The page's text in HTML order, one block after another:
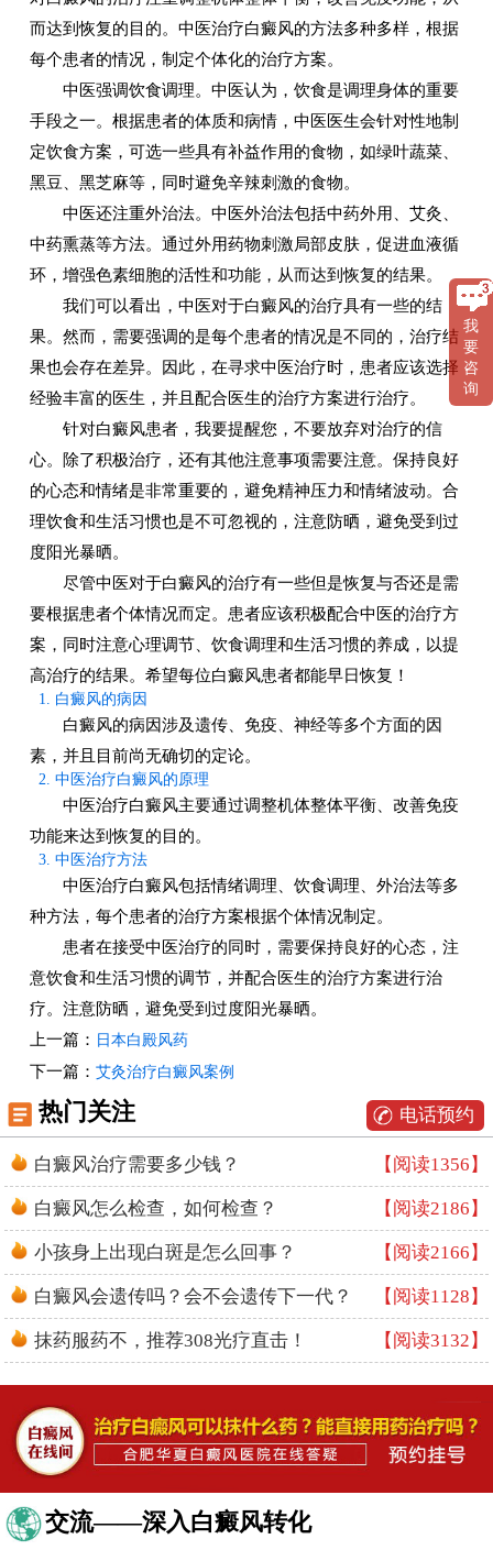
而达到恢复的目的。中医治疗白癜风的方法多种多样，根据
每个患者的情况，制定个体化的治疗方案。
中医强调饮食调理。中医认为，饮食是调理身体的重要
手段之一。根据患者的体质和病情，中医医生会针对性地制
定饮食方案，可选一些具有补益作用的食物，如绿叶蔬菜、
黑豆、黑芝麻等，同时避免辛辣刺激的食物。
中医还注重外治法。中医外治法包括中药外用、艾灸、
中药熏蒸等方法。通过外用药物刺激局部皮肤，促进血液循
环，增强色素细胞的活性和功能，从而达到恢复的结果。
我们可以看出，中医对于白癜风的治疗具有一些的结
果。然而，需要强调的是每个患者的情况是不同的，治疗结
果也会存在差异。因此，在寻求中医治疗时，患者应该选择
经验丰富的医生，并且配合医生的治疗方案进行治疗。
针对白癜风患者，我要提醒您，不要放弃对治疗的信
心。除了积极治疗，还有其他注意事项需要注意。保持良好
的心态和情绪是非常重要的，避免精神压力和情绪波动。合
理饮食和生活习惯也是不可忽视的，注意防晒，避免受到过
度阳光暴晒。
尽管中医对于白癜风的治疗有一些但是恢复与否还是需
要根据患者个体情况而定。患者应该积极配合中医的治疗方
案，同时注意心理调节、饮食调理和生活习惯的养成，以提
高治疗的结果。希望每位白癜风患者都能早日恢复！
1. 白癜风的病因
白癜风的病因涉及遗传、免疫、神经等多个方面的因
素，并且目前尚无确切的定论。
2. 中医治疗白癜风的原理
中医治疗白癜风主要通过调整机体整体平衡、改善免疫
功能来达到恢复的目的。
3. 中医治疗方法
中医治疗白癜风包括情绪调理、饮食调理、外治法等多
种方法，每个患者的治疗方案根据个体情况制定。
患者在接受中医治疗的同时，需要保持良好的心态，注
意饮食和生活习惯的调节，并配合医生的治疗方案进行治
疗。注意防晒，避免受到过度阳光暴晒。
上一篇： 日本白殿风药
下一篇：艾灸治疗白癜风案例
热门关注 电话预约
白癜风治疗需要多少钱？ 【阅读1356】
白癜风怎么检查，如何检查？ 【阅读2186】
小孩身上出现白斑是怎么回事？ 【阅读2166】
白癜风会遗传吗？会不会遗传下一代？ 【阅读1128】
抹药服药不，推荐308光疗直击！ 【阅读3132】
交流——深入白癜风转化
我
要
咨
询